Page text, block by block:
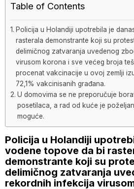
Table of Contents
Policija u Holandiji upotrebila je
rasterala demonstrante koji su
delimičnog zatvaranja uvedenog
virusom korona i sve većeg broja
procenat vakcinacije u ovoj zemlji
72,1% vakcinisanih građana.
U domovima se ne preporučuje
posetilaca, a rad od kuće je
moguće.
Policija u Holandiji
vodene topove da bi
demonstrante koji su
delimičnog zatvaranja
rekordnih infekcija